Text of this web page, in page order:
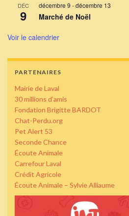
DÉC
9
décembre 9 -décembre 13
Marché de Noël
Voir le calendrier
PARTENAIRES
Mairie de Laval
30 millions d’amis
Fondation Brigitte BARDOT
Chat-Perdu.org
Pet Alert 53
Seconde Chance
Écoute Animale
Carrefour Laval
Crédit Agricole
Écoute Animale – Sylvie Alliaume